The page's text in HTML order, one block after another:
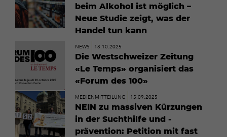
beim Alkohol ist möglich –
Neue Studie zeigt, was der
Handel tun kann
NEWS 13.10.2025
Die Westschweizer Zeitung
«Le Temps» organisiert das
«Forum des 100»
Mehr
erfahren
MEDIENMITTEILUNG 15.09.2025
NEIN zu massiven Kürzungen
in der Suchthilfe und -
prävention: Petition mit fast
Mehr
erfahren